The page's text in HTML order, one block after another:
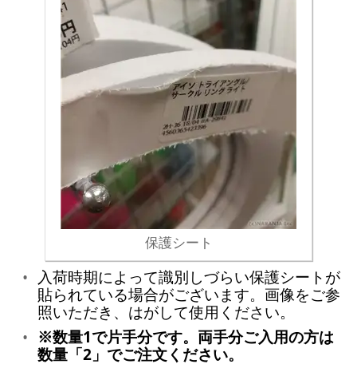
保護シート
入荷時期によって識別しづらい保護シートが
貼られている場合がございます。画像をご参
照いただき、はがして使用ください。
※数量1で片手分です。両手分ご入用の方は
数量「2」でご注文ください。